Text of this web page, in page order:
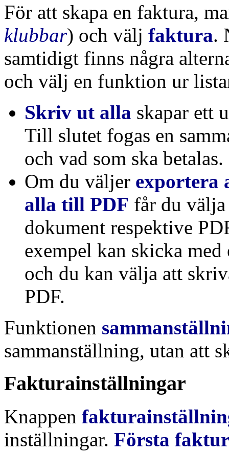
För att skapa en faktura,
klubbar) och välj faktura.
samtidigt finns några
och välj en funktion ur
Skriv ut alla skapar ett
Till slutet fogas en
och vad som ska betalas.
Om du väljer
alla till PDF får du
dokument respektive
exempel kan skicka
och du kan välja att
PDF.
Funktionen
sammanställning, utan att
Fakturainställningar
Knappen
inställningar. Första